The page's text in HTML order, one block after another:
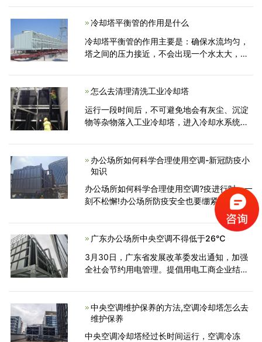
式冷却水塔两种。 两种水塔的区别主要在于水
流和气流的方向...
冷却塔平衡管的作用是什么
冷却塔平衡管的作用主要是：确保水流均匀，
塔之间的压力接近，不会出现一个水太大，另
时，集水板之间的连接管就是我们所说的冷却
塔平衡管。其功能主要用于平衡冷却塔集水板
怎么去清理清洗工业冷却塔
运行一段时间后，不可避免地会有灰尘、沉淀
物等杂物落入工业冷却塔，进入冷却水系统，
工作。因此，我们需要掌握一些清洁步骤。接
下来，冷却塔维修厂家会给你一个详细的介
绍。
办公场所如何科学合理使用空调-新冠防疫小
知识
办公场所如何科学合理使用空调?疫进行时，一
刻不松懈!办公场所防疫安全也要绷紧弦，冷却
塔维修厂家为各位总结了一些办公场所如何科
学合理使用空调的新冠防疫小知识，下面这些
防疫要点小伙伴们要了解哦...
广东办公场所中央空调不得低于26℃
3月30日，广东省发展改革委发出通知，加强
全社会节约用电管理。提倡用电工商企业结合
错峰避峰用电，通过错避峰生产和轮休等方式
缓解用电高峰时段供电压力。大力推广使用节
电节能新技
中央空调维护保养的方法,空调冷却塔怎么去
维护保养
中央空调冷却塔经过长时间运行，空调冷冻